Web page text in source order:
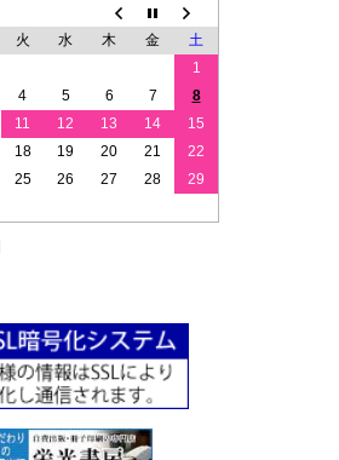
火 水 木 金
土
1
4 5 6 7
8
11 12 13 14
15
18 19 20 21
22
25 26 27 28
29